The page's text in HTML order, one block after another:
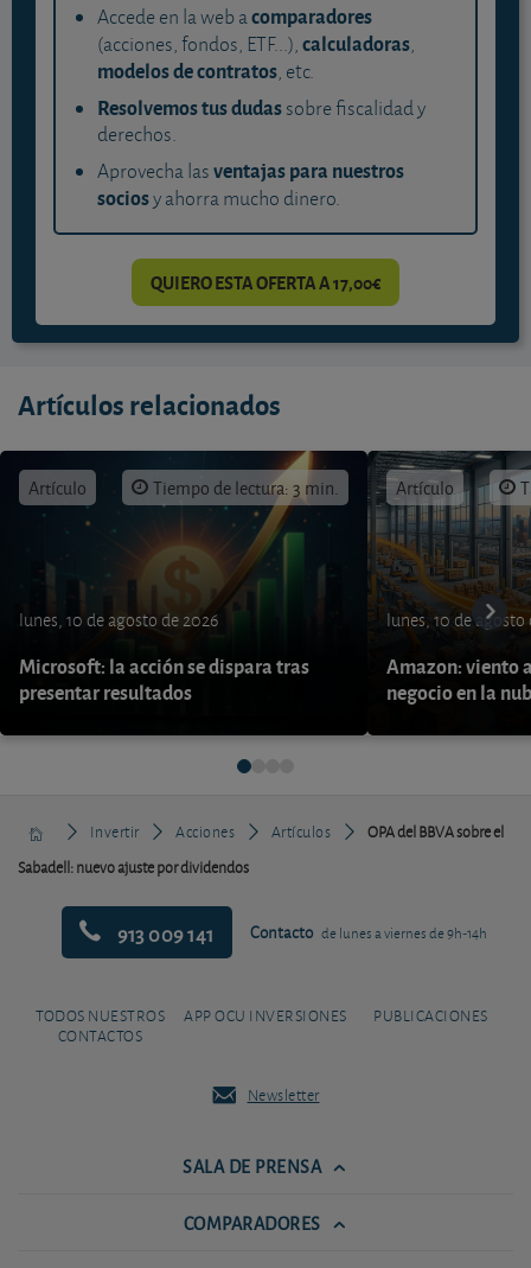
Accede en la web acomparadores
(acciones, fondos, ETF...),calculadoras,
modelos de contratos, etc.
Resolvemos tus dudassobre fiscalidad y
derechos.
Aprovecha lasventajas para nuestros
sociosy ahorra mucho dinero.
QUIERO ESTA OFERTA A 17,00€
Artículos relacionados
Artículo Tiempo de lectura: 3 min.
lunes, 10 de agosto de 2026
Microsoft: la acción se dispara tras
presentar resultados
Artículo
lunes, 10 de agosto
Amazon: viento
negocio en la
Invertir Acciones Artículos
OPA del BBVA sobre el
Sabadell: nuevo ajuste por dividendos
913 009 141 Contacto de lunes a viernes de 9h-14h
TODOS NUESTROS
CONTACTOS
APP OCU INVERSIONES PUBLICACIONES
Newsletter
SALA DE PRENSA
COMPARADORES